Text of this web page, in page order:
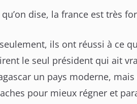
dise, la france est très
ils ont réussi à ce
le seul président qui ait
un pays moderne,
pour mieux régner et